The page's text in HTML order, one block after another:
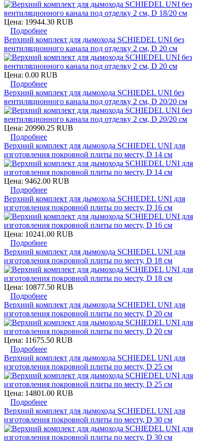
Цена: 19944.30 RUB
Подробнее
Верхний комплект для дымохода SCHIEDEL UNI без
вентиляционного канала под отделку 2 см, D 20 см
Цена: 0.00 RUB
Подробнее
Верхний комплект для дымохода SCHIEDEL UNI без
вентиляционного канала под отделку 2 см, D 20/20 см
Цена: 20990.25 RUB
Подробнее
Верхний комплект для дымохода SCHIEDEL UNI для
изготовления покровной плиты по месту, D 14 см
Цена: 9462.00 RUB
Подробнее
Верхний комплект для дымохода SCHIEDEL UNI для
изготовления покровной плиты по месту, D 16 см
Цена: 10241.00 RUB
Подробнее
Верхний комплект для дымохода SCHIEDEL UNI для
изготовления покровной плиты по месту, D 18 см
Цена: 10877.50 RUB
Подробнее
Верхний комплект для дымохода SCHIEDEL UNI для
изготовления покровной плиты по месту, D 20 см
Цена: 11675.50 RUB
Подробнее
Верхний комплект для дымохода SCHIEDEL UNI для
изготовления покровной плиты по месту, D 25 см
Цена: 14801.00 RUB
Подробнее
Верхний комплект для дымохода SCHIEDEL UNI для
изготовления покровной плиты по месту, D 30 см